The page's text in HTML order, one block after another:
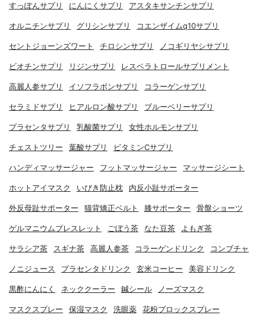
すっぽんサプリ にんにくサプリ アスタキサンチンサプリ
オルニチンサプリ グリシンサプリ コエンザイムq10サプリ
セントジョーンズワート チロシンサプリ ノコギリヤシサプリ
ビオチンサプリ リジンサプリ レスベラトロールサプリメント
高麗人参サプリ イソフラボンサプリ コラーゲンサプリ
セラミドサプリ ヒアルロン酸サプリ ブルーベリーサプリ
プラセンタサプリ 乳酸菌サプリ 女性ホルモンサプリ
チェストツリー 葉酸サプリ ビタミンCサプリ
ハンディマッサージャー フットマッサージャー マッサージシート
ホットアイマスク いびき防止枕 内反小趾サポーター
外反母趾サポーター 猫背矯正ベルト 膝サポーター 骨盤ショーツ
ゲルマニウムブレスレット ごぼう茶 なた豆茶 よもぎ茶
サラシア茶 スギナ茶 高麗人参茶 コラーゲンドリンク コンブチャ
ノニジュース プラセンタドリンク 玄米コーヒー 美容ドリンク
黒酢にんにく ネッククーラー 鍼シール ノーズマスク
マスクスプレー 保湿マスク 洗眼薬 花粉ブロックスプレー